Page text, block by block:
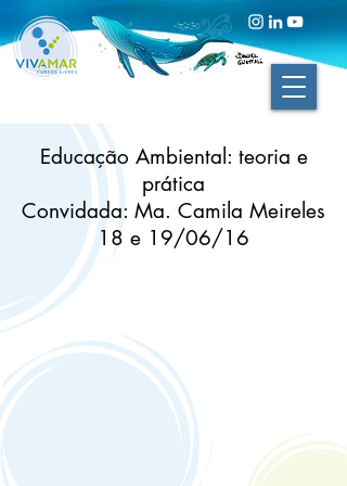
Educação Ambiental: teoria e
prática
Convidada: Ma. Camila Meireles
18 e 19/06/16